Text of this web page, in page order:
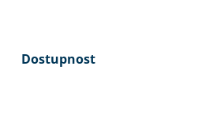
Dostupnost